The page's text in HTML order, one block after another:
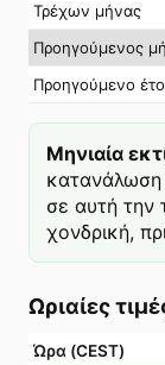
Τρέχων μήνας
Προηγούμενος
Προηγούμενο
Μηνιαία
σε αυτή την
χονδρική,
Ωριαίες
Ώρα (CEST)